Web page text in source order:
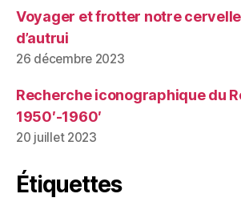
Voyager et frotter notre
d’autrui
26 décembre 2023
Recherche iconographique du
1950′-1960′
20 juillet 2023
Étiquettes